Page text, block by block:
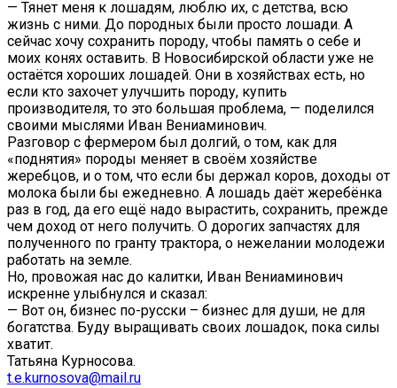
— Тянет меня к лошадям, люблю их, с детства, всю
жизнь с ними. До породных были просто лошади. А
сейчас хочу сохранить породу, чтобы память о себе и
моих конях оставить. В Новосибирской области уже не
остаётся хороших лошадей. Они в хозяйствах есть, но
если кто захочет улучшить породу, купить
производителя, то это большая проблема, — поделился
своими мыслями Иван Вениаминович.
Разговор с фермером был долгий, о том, как для
«поднятия» породы меняет в своём хозяйстве
жеребцов, и о том, что если бы держал коров, доходы от
молока были бы ежедневно. А лошадь даёт жеребёнка
раз в год, да его ещё надо вырастить, сохранить, прежде
чем доход от него получить. О дорогих запчастях для
полученного по гранту трактора, о нежелании молодежи
работать на земле.
Но, провожая нас до калитки, Иван Вениаминович
искренне улыбнулся и сказал:
— Вот он, бизнес по-русски – бизнес для души, не для
богатства. Буду выращивать своих лошадок, пока силы
хватит.
Татьяна Курносова.
t.e.kurnosova@mail.ru